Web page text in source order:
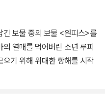
긴 보물 중의 보물 <원피스>를
열매를 먹어버린 소년 루피
기 위해 위대한 항해를 시작